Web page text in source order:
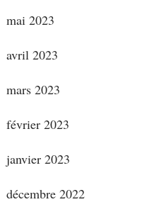
mai 2023
avril 2023
mars 2023
février 2023
janvier 2023
décembre 2022